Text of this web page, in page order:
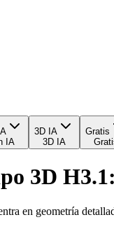
IA
3D IA
3D IA
Gratis
3D
en geometría